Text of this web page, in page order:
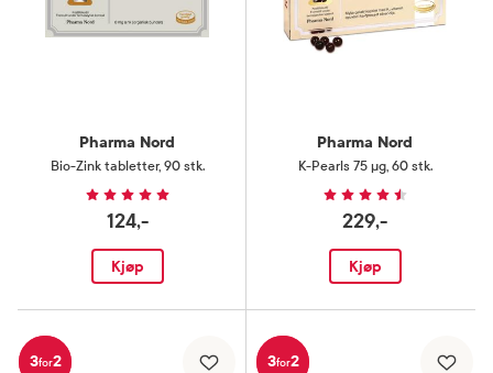
Pharma Nord
Bio-Zink tabletter, 90 stk.
124,-
Kjøp
Pharma Nord
K-Pearls 75 µg, 60 stk.
229,-
Kjøp
3for2 3for2